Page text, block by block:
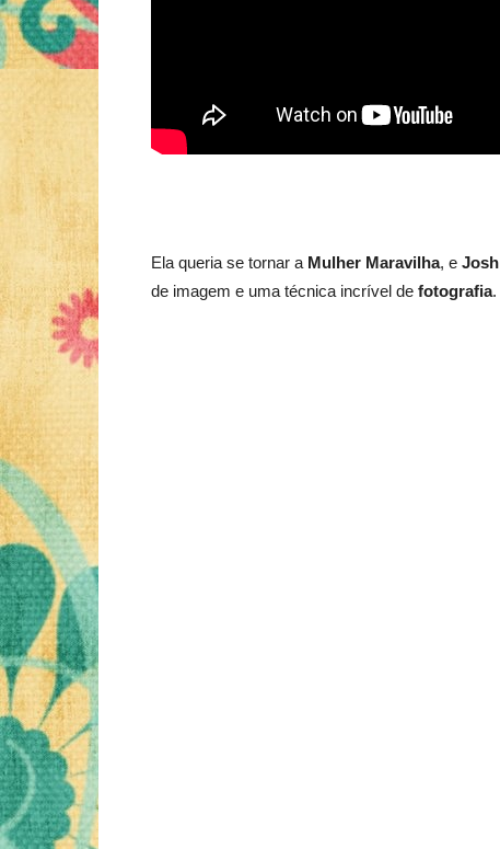
Ela queria se tornar a Mulher Maravilha, eJosh
de imagem e uma técnica incrível de fotografia.